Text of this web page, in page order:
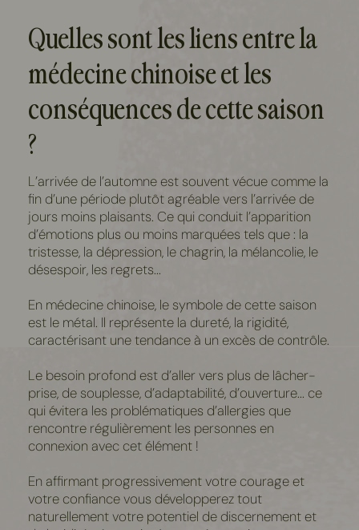
Quelles sont les liens entre la
médecine chinoise et les
conséquences de cette saison
?
L’arrivée de l’automne est souvent vécue comme la
fin d’une période plutôt agréable vers l’arrivée de
jours moins plaisants. Ce qui conduit l’apparition
d’émotions plus ou moins marquées tels que : la
tristesse, la dépression, le chagrin, la mélancolie, le
désespoir, les regrets...
En médecine chinoise, le symbole de cette saison
est le métal. Il représente la dureté, la rigidité,
caractérisant une tendance à un excès de contrôle.
Le besoin profond est d’aller vers plus de lâcher-
prise, de souplesse, d’adaptabilité, d’ouverture... ce
qui évitera les problématiques d’allergies que
rencontre régulièrement les personnes en
connexion avec cet élément !
En affirmant progressivement votre courage et
votre confiance vous développerez tout
naturellement votre potentiel de discernement et